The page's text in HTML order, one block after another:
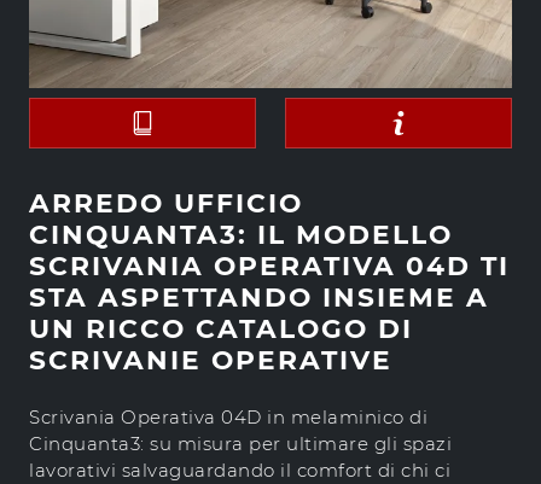
ARREDO UFFICIO
CINQUANTA3: IL MODELLO
SCRIVANIA OPERATIVA 04D TI
STA ASPETTANDO INSIEME A
UN RICCO CATALOGO DI
SCRIVANIE OPERATIVE
Scrivania Operativa 04D in melaminico di
Cinquanta3: su misura per ultimare gli spazi
lavorativi salvaguardando il comfort di chi ci